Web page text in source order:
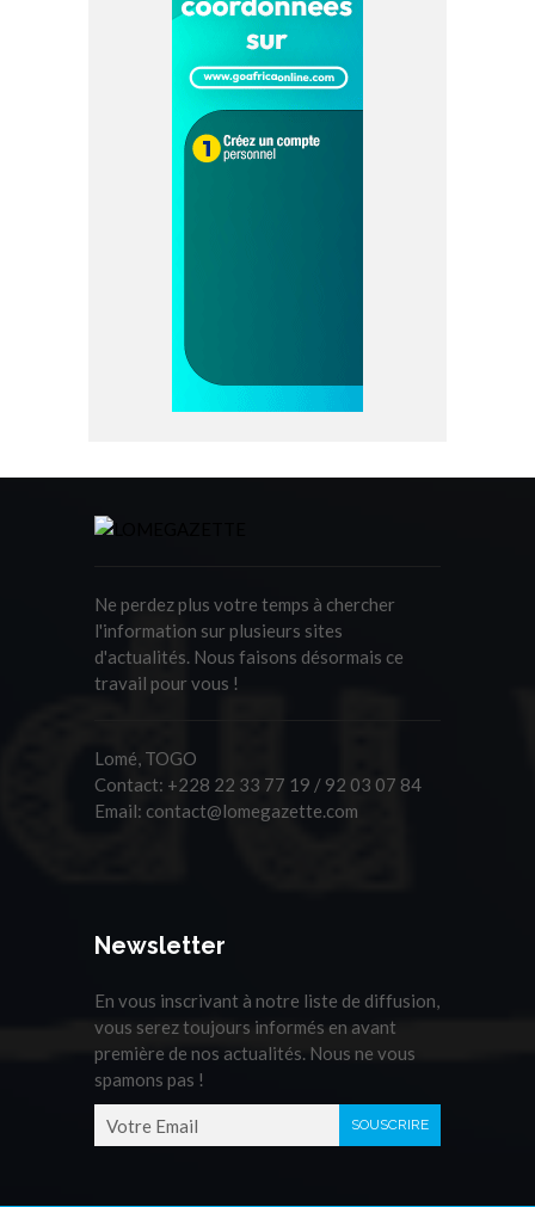
Ne perdez plus votre temps à chercher
l'information sur plusieurs sites
d'actualités. Nous faisons désormais ce
travail pour vous !
Lomé, TOGO
Contact: +228 22 33 77 19 / 92 03 07 84
Email: contact@lomegazette.com
Newsletter
En vous inscrivant à notre liste de diffusion,
vous serez toujours informés en avant
première de nos actualités. Nous ne vous
spamons pas !